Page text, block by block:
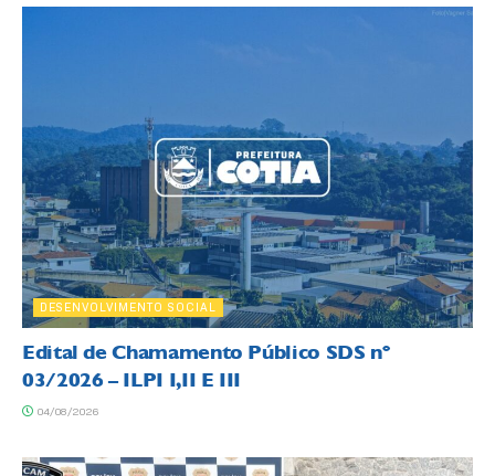
DESENVOLVIMENTO SOCIAL
Edital de Chamamento Público SDS nº
03/2026 – ILPI I,II E III
04/08/2026